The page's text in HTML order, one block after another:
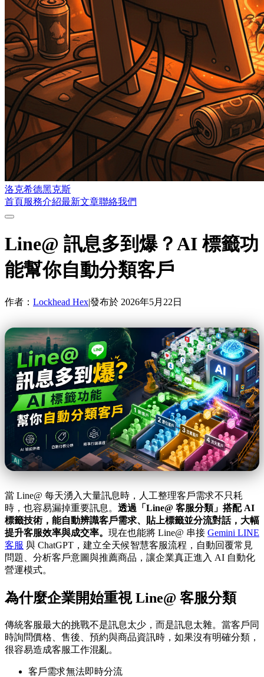
洛克希德黑克斯
首頁服務介紹最新文章聯絡我們
Line@ 訊息多到爆？AI 標籤功
能幫你自動分類客戶
作者： Lockhead Hex|發布於 2026年5月22日
當 Line@ 每天湧入大量訊息時，人工整理客戶需求不只耗
時，也容易漏掉重要訊息。 透過「Line@ 客服分類」搭配 AI
標籤技術，能自動辨識客戶需求、貼上標籤並分流對話，大幅
提升客服效率與成交率。 現在也能將 Line@ 串接 Gemini LINE
客服 與 ChatGPT，建立全天候智慧客服流程，自動回覆常見
問題、分析客戶意圖與推薦商品，讓企業真正進入 AI 自動化
營運模式。
為什麼企業開始重視 Line@ 客服分類
傳統客服最大的挑戰不是訊息太少，而是訊息太雜。當客戶同
時詢問價格、售後、預約與商品資訊時，如果沒有明確分類，
很容易造成客服工作混亂。
客戶需求無法即時分流